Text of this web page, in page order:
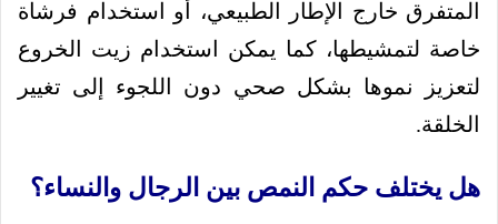
المتفرق خارج الإطار الطبيعي، أو استخدام فرشاة
خاصة لتمشيطها، كما يمكن استخدام زيت الخروع
لتعزيز نموها بشكل صحي دون اللجوء إلى تغيير
الخلقة.
هل يختلف حكم النمص بين الرجال والنساء؟